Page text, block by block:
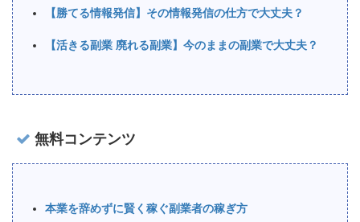
【勝てる情報発信】その情報発信の仕方で大丈夫？
【活きる副業 廃れる副業】今のままの副業で大丈夫？
無料コンテンツ
本業を辞めずに賢く稼ぐ副業者の稼ぎ方